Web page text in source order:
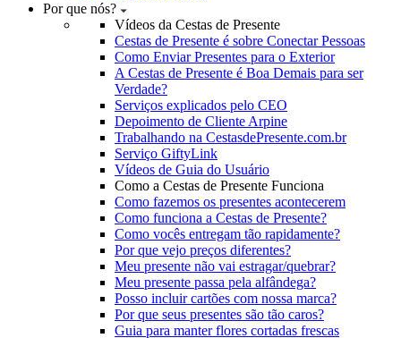
Por que nós?
Vídeos da Cestas de Presente
Cestas de Presente é sobre Conectar Pessoas
Como Enviar Presentes para o Exterior
A Cestas de Presente é Boa Demais para ser
Verdade?
Serviços explicados pelo CEO
Depoimento de Cliente Arpine
Trabalhando na CestasdePresente.com.br
Serviço GiftyLink
Vídeos de Guia do Usuário
Como a Cestas de Presente Funciona
Como fazemos os presentes acontecerem
Como funciona a Cestas de Presente?
Como vocês entregam tão rapidamente?
Por que vejo preços diferentes?
Meu presente não vai estragar/quebrar?
Meu presente passa pela alfândega?
Posso incluir cartões com nossa marca?
Por que seus presentes são tão caros?
Guia para manter flores cortadas frescas